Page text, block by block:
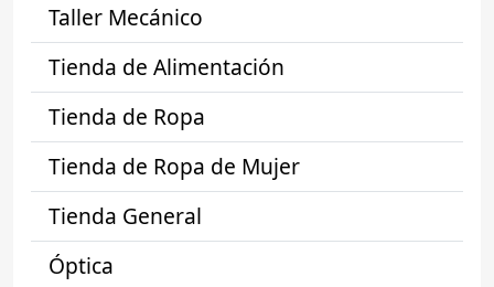
Taller Mecánico
Tienda de Alimentación
Tienda de Ropa
Tienda de Ropa de Mujer
Tienda General
Óptica